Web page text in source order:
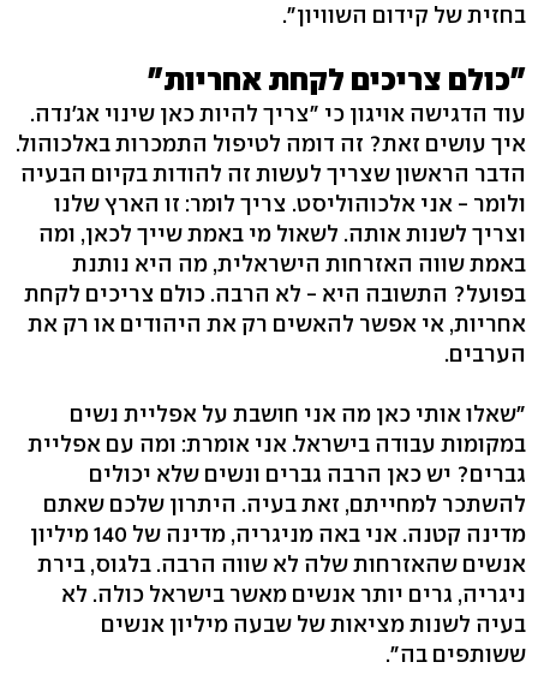
בחזית של קידום השוויון".
"כולם צריכים לקחת אחריות"
עוד הדגישה אויגון כי "צריך להיות כאן שינוי אג'נדה.
איך עושים זאת? זה דומה לטיפול התמכרות באלכוהול.
הדבר הראשון שצריך לעשות זה להודות בקיום הבעיה
ולומר - אני אלכוהוליסט. צריך לומר: זו הארץ שלנו
וצריך לשנות אותה. לשאול מי באמת שייך לכאן, ומה
באמת שווה האזרחות הישראלית, מה היא נותנת
בפועל? התשובה היא - לא הרבה. כולם צריכים לקחת
אחריות, אי אפשר להאשים רק את היהודים או רק את
הערבים.
"שאלו אותי כאן מה אני חושבת על אפליית נשים
במקומות עבודה בישראל. אני אומרת: ומה עם אפליית
גברים? יש כאן הרבה גברים ונשים שלא יכולים
להשתכר למחייתם, זאת בעיה. היתרון שלכם שאתם
מדינה קטנה. אני באה מניגריה, מדינה של 140 מיליון
אנשים שהאזרחות שלה לא שווה הרבה. בלגוס, בירת
ניגריה, גרים יותר אנשים מאשר בישראל כולה. לא
בעיה לשנות מציאות של שבעה מיליון אנשים
ששותפים בה".